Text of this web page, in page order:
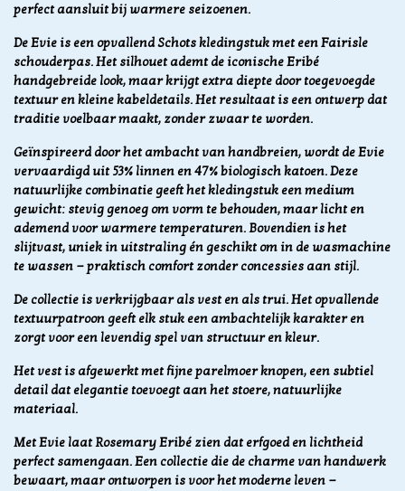
perfect aansluit bij warmere seizoenen.
De Evie is een opvallend Schots kledingstuk met een Fairisle
schouderpas. Het silhouet ademt de iconische Eribé
handgebreide look, maar krijgt extra diepte door toegevoegde
textuur en kleine kabeldetails. Het resultaat is een ontwerp dat
traditie voelbaar maakt, zonder zwaar te worden.
Geïnspireerd door het ambacht van handbreien, wordt de Evie
vervaardigd uit 53% linnen en 47% biologisch katoen. Deze
natuurlijke combinatie geeft het kledingstuk een medium
gewicht: stevig genoeg om vorm te behouden, maar licht en
ademend voor warmere temperaturen. Bovendien is het
slijtvast, uniek in uitstraling én geschikt om in de wasmachine
te wassen — praktisch comfort zonder concessies aan stijl.
De collectie is verkrijgbaar als vest en als trui. Het opvallende
textuurpatroon geeft elk stuk een ambachtelijk karakter en
zorgt voor een levendig spel van structuur en kleur.
Het vest is afgewerkt met fijne parelmoer knopen, een subtiel
detail dat elegantie toevoegt aan het stoere, natuurlijke
materiaal.
Met Evie laat Rosemary Eribé zien dat erfgoed en lichtheid
perfect samengaan. Een collectie die de charme van handwerk
bewaart, maar ontworpen is voor het moderne leven —